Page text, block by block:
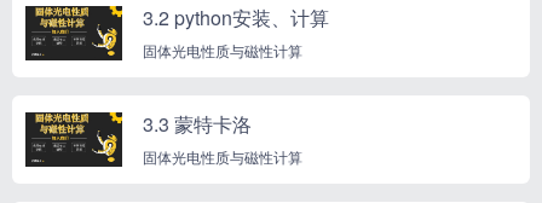
3.2 python安装、计算
固体光电性质与磁性计算
3.3 蒙特卡洛
固体光电性质与磁性计算